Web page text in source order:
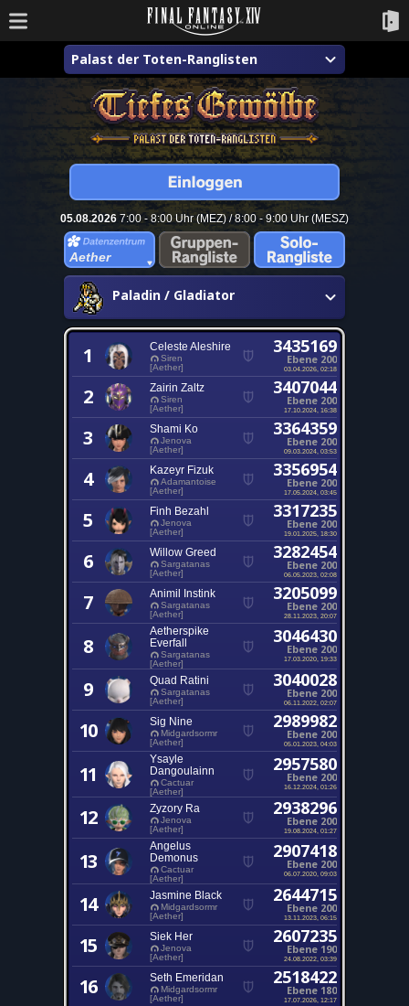
Palast der Toten-Ranglisten
05.08.2026 7:00 - 8:00 Uhr (MEZ) / 8:00 - 9:00 Uhr (MESZ)
Aether
Paladin / Gladiator
1 Celeste Aleshire
Siren
[Aether]
3435169
Ebene 200
03.04.2026, 02:18
2 Zairin Zaltz
Siren
[Aether]
3407044
Ebene 200
17.10.2024, 16:38
3 Shami Ko
Jenova
[Aether]
3364359
Ebene 200
09.03.2024, 03:53
4 Kazeyr Fizuk
Adamantoise
[Aether]
3356954
Ebene 200
17.05.2024, 03:45
5 Finh Bezahl
Jenova
[Aether]
3317235
Ebene 200
19.01.2025, 18:30
6 Willow Greed
Sargatanas
[Aether]
3282454
Ebene 200
06.05.2023, 02:08
7 Animil Instink
Sargatanas
[Aether]
3205099
Ebene 200
28.11.2023, 20:07
8
Aetherspike
Everfall
Sargatanas
[Aether]
3046430
Ebene 200
17.03.2020, 19:33
9 Quad Ratini
Sargatanas
[Aether]
3040028
Ebene 200
06.11.2022, 02:07
10 Sig Nine
Midgardsormr
[Aether]
2989982
Ebene 200
05.01.2023, 04:03
11
Ysayle
Dangoulainn
Cactuar
[Aether]
2957580
Ebene 200
16.12.2024, 01:26
12 Zyzory Ra
Jenova
[Aether]
2938296
Ebene 200
19.08.2024, 01:27
13
Angelus
Demonus
Cactuar
[Aether]
2907418
Ebene 200
06.07.2020, 09:03
14 Jasmine Black
Midgardsormr
[Aether]
2644715
Ebene 200
13.11.2023, 06:15
15 Siek Her
Jenova
[Aether]
2607235
Ebene 190
24.08.2022, 03:39
16 Seth Emeridan
Midgardsormr
[Aether]
2518422
Ebene 180
17.07.2026, 12:17